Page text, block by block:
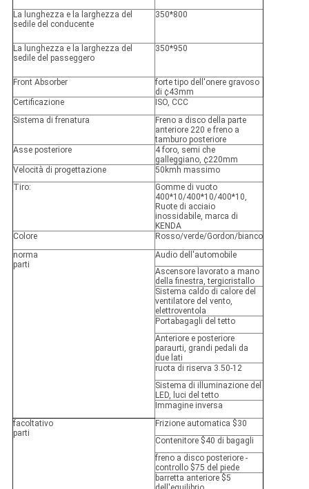
La lunghezza e la larghezza del
sedile del conducente
350*800
La lunghezza e la larghezza del
sedile del passeggero
350*950
Front Absorber
forte tipo dell'onere gravoso
di ¢43mm
Certificazione
ISO, CCC
Sistema di frenatura
Freno a disco della parte
anteriore 220 e freno a
tamburo posteriore
Asse posteriore
4 foro, semi che
galleggiano, ¢220mm
Velocità di progettazione
50kmh massimo
Tiro:
Gomme di vuoto
400*10/400*10/400*10,
Ruote di acciaio
inossidabile, marca di
KENDA
Colore
Rosso/verde/Gordon/bianco
norma
parti
Audio dell'automobile
Ascensore lavorato a mano
della finestra, tergicristallo
Sistema caldo di calore del
ventilatore del vento,
elettroventola
Portabagagli del tetto
Anteriore e posteriore
paraurti, grandi pedali da
due lati
ruota di riserva 3.50-12
Sistema di illuminazione del
LED, luci del tetto
Immagine inversa
facoltativo
parti
Frizione automatica $30
Contenitore $40 di bagagli
freno a disco posteriore -
controllo $75 del piede
barretta anteriore $5